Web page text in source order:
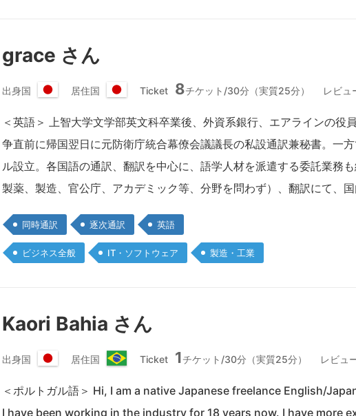
grace さん
出身国
日
本
国
居住国
日
本
国
Ticket 8チケット/30分（実質25分） レビュ
＜英語＞ 上智大学文学部英文科卒業後、外資系銀行、エアラインの役
争直前に帰国翌日に元防衛庁統合幕僚会議議長の私設通訳兼秘書。一
ル設立。各国語の通訳、翻訳を中心に、語学人材を派遣する委託業務
製薬、製造、官公庁、アカデミック等、分野を問わず）、翻訳にて、
同時通訳 逐次通訳 英語
ビジネス全般 IT・ソフトウェア 製造・工業
Kaori Bahia さん
出身国
日
本
居住国
ブ
ラ
Ticket 1チケット/30分（実質25分） レビュ
＜ポルトガル語＞ Hi, I am a native Japanese freelance English/
I have been working in the industry for 18 years now. I have more